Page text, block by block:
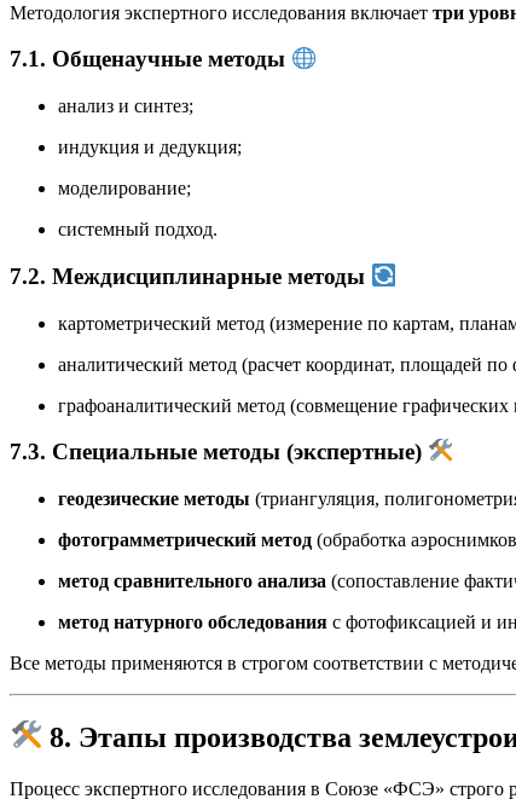
Методология экспертного исследования включает три
7.1. Общенаучные методы
анализ и синтез;
индукция и дедукция;
моделирование;
системный подход.
7.2. Междисциплинарные методы
картометрический метод (измерение по картам,
аналитический метод (расчет координат, площадей
графоаналитический метод (совмещение
7.3. Специальные методы (экспертные)
геодезические методы (триангуляция,
фотограмметрический метод (обработка
метод сравнительного анализа (сопоставление
метод натурного обследования с фотофиксацией и
Все методы применяются в строгом соответствии с
8. Этапы производства
Процесс экспертного исследования в Союзе «ФСЭ» строго